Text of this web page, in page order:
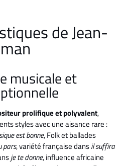
de Jean-
musicale et
prolifique et polyvalent,
styles avec une aisance rare :
est bonne, Folk et ballades
pars, variété française dansil suffira
je te donne, influence africaine